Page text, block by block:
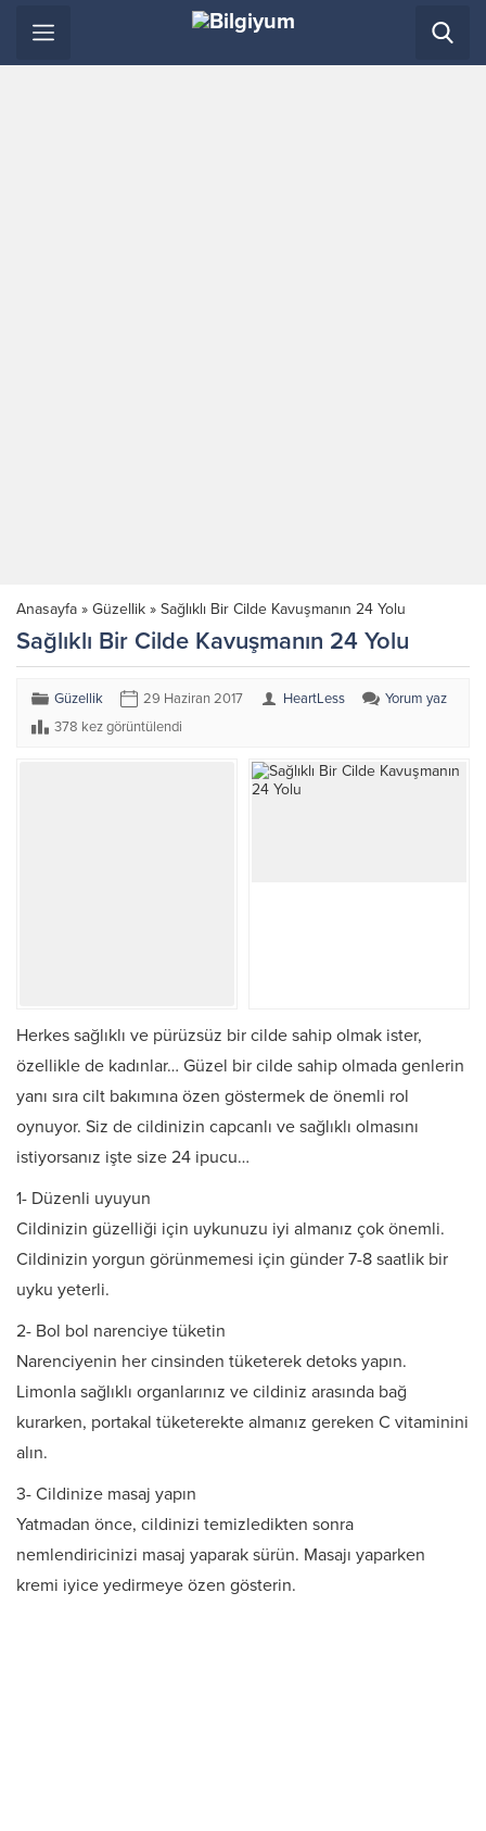
Anasayfa » Güzellik » Sağlıklı Bir Cilde Kavuşmanın 24 Yolu
Sağlıklı Bir Cilde Kavuşmanın 24 Yolu
Güzellik 29 Haziran 2017 HeartLess
Yorum yaz
378 kez görüntülendi
Herkes sağlıklı ve pürüzsüz bir cilde sahip olmak ister,
özellikle de kadınlar… Güzel bir cilde sahip olmada genlerin
yanı sıra cilt bakımına özen göstermek de önemli rol
oynuyor. Siz de cildinizin capcanlı ve sağlıklı olmasını
istiyorsanız işte size 24 ipucu…
1- Düzenli uyuyun
Cildinizin güzelliği için uykunuzu iyi almanız çok önemli.
Cildinizin yorgun görünmemesi için günder 7-8 saatlik bir
uyku yeterli.
2- Bol bol narenciye tüketin
Narenciyenin her cinsinden tüketerek detoks yapın.
Limonla sağlıklı organlarınız ve cildiniz arasında bağ
kurarken, portakal tüketerekte almanız gereken C vitaminini
alın.
3- Cildinize masaj yapın
Yatmadan önce, cildinizi temizledikten sonra
nemlendiricinizi masaj yaparak sürün. Masajı yaparken
kremi iyice yedirmeye özen gösterin.